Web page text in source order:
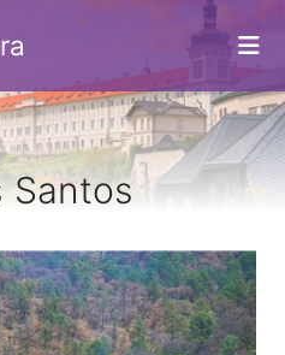
Santos